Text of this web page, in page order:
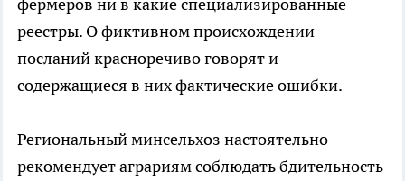
реестры. О фиктивном происхождении
посланий красноречиво говорят и
содержащиеся в них фактические ошибки.
Региональный минсельхоз настоятельно
рекомендует аграриям соблюдать бдительность